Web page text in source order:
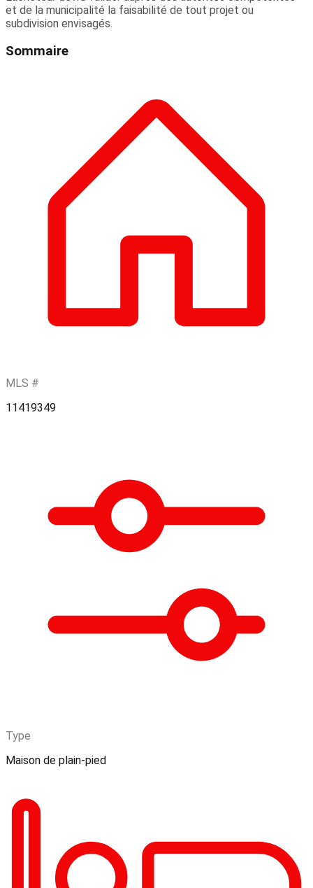
et de la municipalité la faisabilité de tout projet ou
subdivision envisagés.
Sommaire
MLS #
11419349
Type
Maison de plain-pied